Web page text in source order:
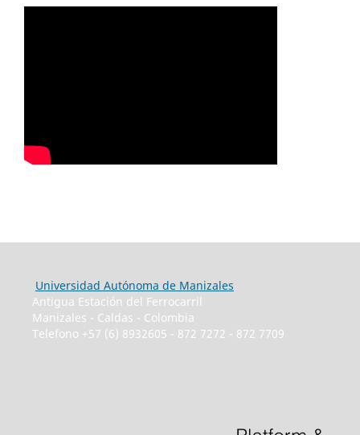
Universidad Autónoma de Manizales
Antigua Estación del Ferrocarril
Manizales - Caldas - Colombia
Telefono +57 (6) 8932605 - 872 7272 - 872 7709